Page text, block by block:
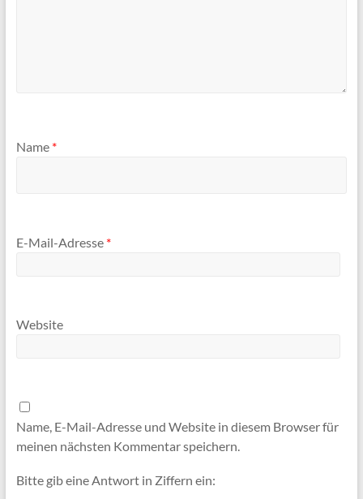
Name *
E-Mail-Adresse *
Website
Name, E-Mail-Adresse und Website in diesem Browser für
meinen nächsten Kommentar speichern.
Bitte gib eine Antwort in Ziffern ein: